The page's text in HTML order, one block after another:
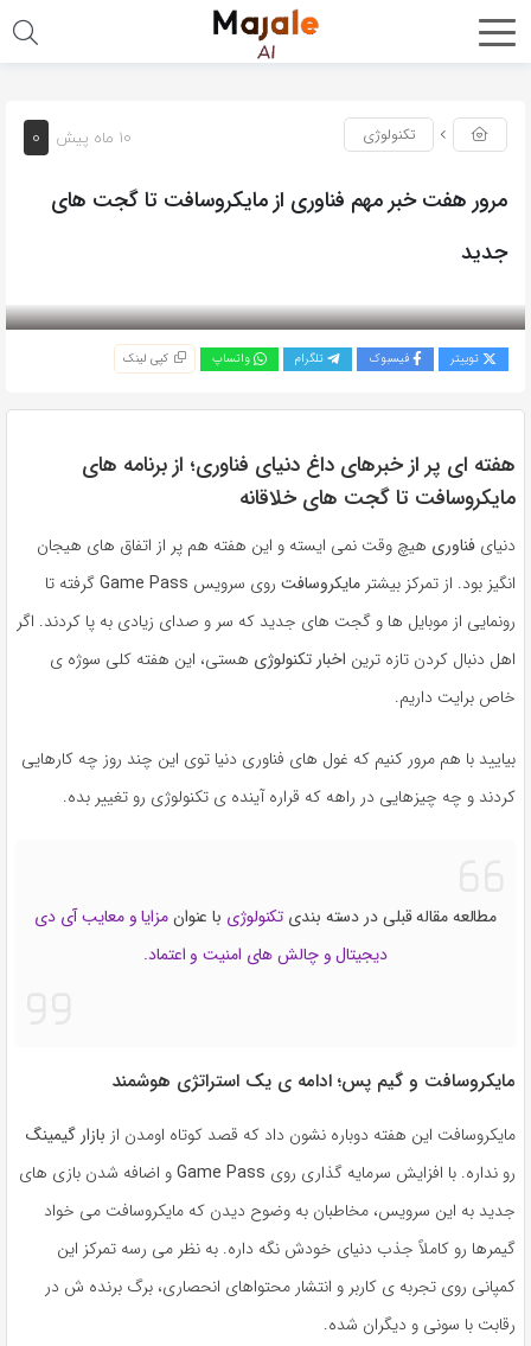
10 ماه پیش 0 تکنولوژی
مرور هفت خبر مهم فناوری از مایکروسافت تا گجت های
جدید
توییتر فیسبوک تلگرام واتساپ کپی لینک
هفته ای پر از خبرهای داغ دنیای فناوری؛ از برنامه های
مایکروسافت تا گجت های خلاقانه
دنیای فناوری هیچ وقت نمی ایسته و این هفته هم پر از اتفاق های هیجان
انگیز بود. از تمرکز بیشتر مایکروسافت روی سرویس Game Passگرفته تا
رونمایی از موبایل ها و گجت های جدید که سر و صدای زیادی به پا کردند. اگر
اهل دنبال کردن تازه ترین اخبار تکنولوژی هستی، این هفته کلی سوژه ی
خاص برایت داریم.
بیایید با هم مرور کنیم که غول های فناوری دنیا توی این چند روز چه کارهایی
کردند و چه چیزهایی در راهه که قراره آینده ی تکنولوژی رو تغییر بده.
مطالعه مقاله قبلی در دسته بندی تکنولوژی با عنوانمزایا و معایب آی دی
دیجیتال و چالش های امنیت و اعتماد.
مایکروسافت و گیم پس؛ ادامه ی یک استراتژی هوشمند
مایکروسافت این هفته دوباره نشون داد که قصد کوتاه اومدن از بازار گیمینگ
رو نداره. با افزایش سرمایه گذاری روی Game Passو اضافه شدن بازی های
جدید به این سرویس، مخاطبان به وضوح دیدن که مایکروسافت می خواد
گیمرها رو کاملاً جذب دنیای خودش نگه داره. به نظر می رسه تمرکز این
کمپانی روی تجربه ی کاربر و انتشار محتواهای انحصاری، برگ برنده ش در
رقابت با سونی و دیگران شده.